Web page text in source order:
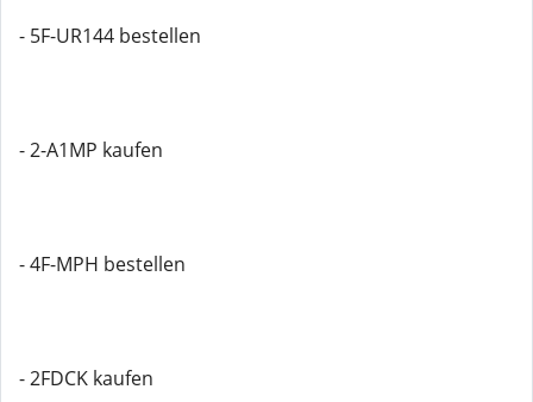
- 5F-UR144 bestellen
- 2-A1MP kaufen
- 4F-MPH bestellen
- 2FDCK kaufen